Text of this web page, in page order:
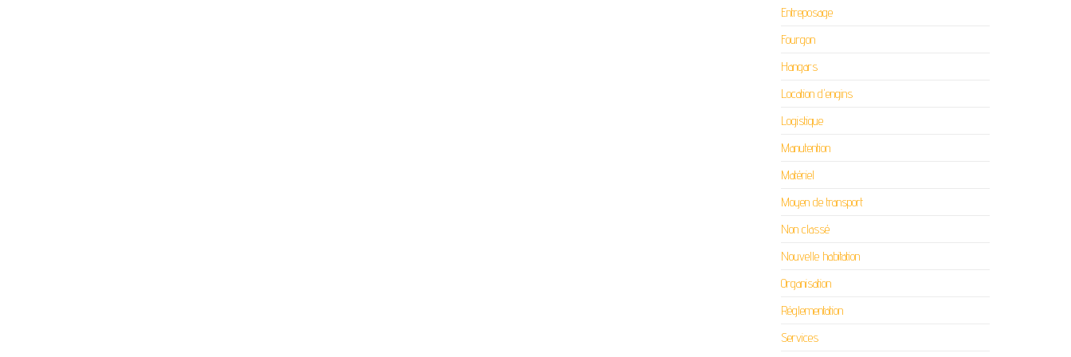
Entreposage
Fourgon
Hangars
Location d'engins
Logistique
Manutention
Matériel
Moyen de transport
Non classé
Nouvelle habitation
Organisation
Réglementation
Services